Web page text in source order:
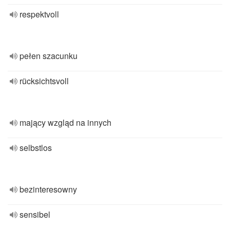
respektvoll
pełen szacunku
rücksichtsvoll
mający wzgląd na innych
selbstlos
bezinteresowny
sensibel